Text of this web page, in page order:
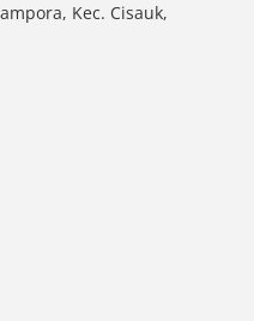
Kec. Cisauk,